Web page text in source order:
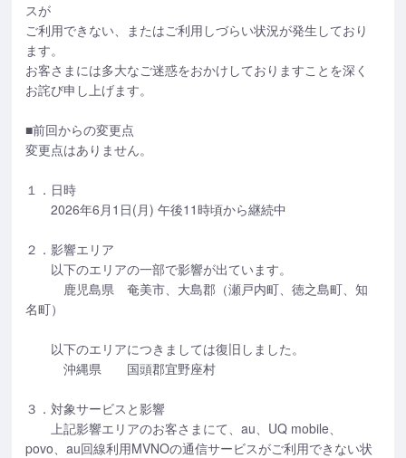
スが
ご利用できない、またはご利用しづらい状況が発生しており
ます。
お客さまには多大なご迷惑をおかけしておりますことを深く
お詫び申し上げます。
■前回からの変更点
変更点はありません。
１．日時
2026年6月1日(月) 午後11時頃から継続中
２．影響エリア
以下のエリアの一部で影響が出ています。
鹿児島県 奄美市、大島郡（瀬戸内町、徳之島町、知
名町）
以下のエリアにつきましては復旧しました。
沖縄県 国頭郡宜野座村
３．対象サービスと影響
上記影響エリアのお客さまにて、au、UQ mobile、
povo、au回線利用MVNOの通信サービスがご利用できない状